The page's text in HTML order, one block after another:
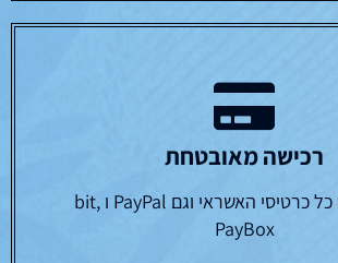
רכישה מאובטחת
עובדים עם כל כרטיסי האשראי וגם PayPal ו bit,
PayBox